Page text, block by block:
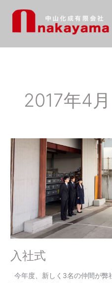
キ
2017年4月
入社式
今年度、新しく3名の仲間が弊
入
社
式